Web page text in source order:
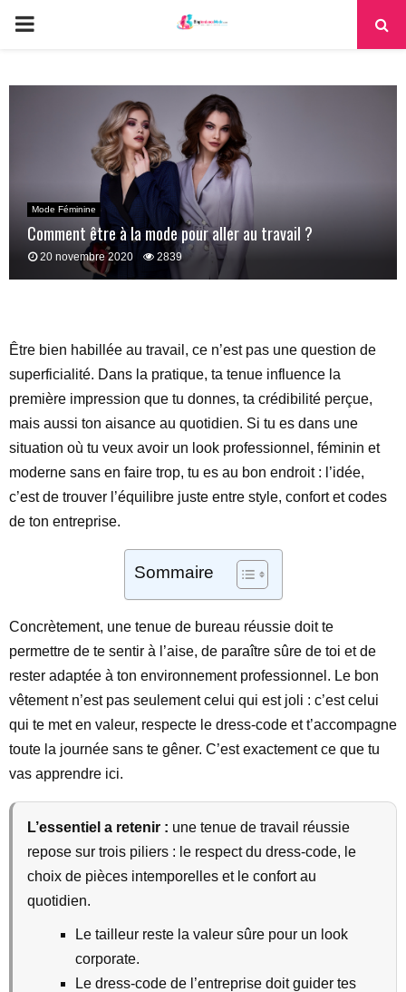
PRIMARY
Mode Féminine
Comment être à la mode pour aller au travail ?
20 novembre 2020 2839
Être bien habillée au travail, ce n’est pas une question de
superficialité. Dans la pratique, ta tenue influence la
première impression que tu donnes, ta crédibilité perçue,
mais aussi ton aisance au quotidien. Si tu es dans une
situation où tu veux avoir un look professionnel, féminin et
moderne sans en faire trop, tu es au bon endroit : l’idée,
c’est de trouver l’équilibre juste entre style, confort et codes
de ton entreprise.
Sommaire
Concrètement, une tenue de bureau réussie doit te
permettre de te sentir à l’aise, de paraître sûre de toi et de
rester adaptée à ton environnement professionnel. Le bon
vêtement n’est pas seulement celui qui est joli : c’est celui
qui te met en valeur, respecte le dress-code et t’accompagne
toute la journée sans te gêner. C’est exactement ce que tu
vas apprendre ici.
L’essentiel a retenir : une tenue de travail réussie
repose sur trois piliers : le respect du dress-code, le
choix de pièces intemporelles et le confort au
quotidien.
Le tailleur reste la valeur sûre pour un look
corporate.
Le dress-code de l’entreprise doit guider tes